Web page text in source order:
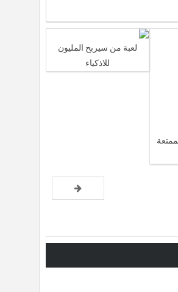
لعبة من سيربح المليون
للاذكياء